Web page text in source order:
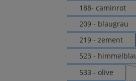
188- caminrot
209 - blaugrau
219 - zement
523 -
533 - olive